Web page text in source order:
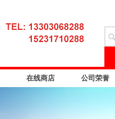
在线商店 公司荣誉